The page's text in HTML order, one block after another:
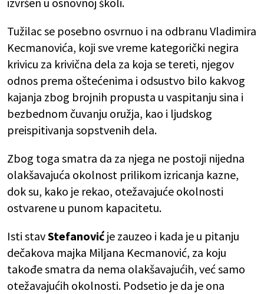
Tužilac se posebno osvrnuo i na odbranu Vladimira
Kecmanovića, koji sve vreme kategorički negira
krivicu za krivična dela za koja se tereti, njegov
odnos prema oštećenima i odsustvo bilo kakvog
kajanja zbog brojnih propusta u vaspitanju sina i
bezbednom čuvanju oružja, kao i ljudskog
preispitivanja sopstvenih dela.
Zbog toga smatra da za njega ne postoji nijedna
olakšavajuća okolnost prilikom izricanja kazne,
dok su, kako je rekao, otežavajuće okolnosti
ostvarene u punom kapacitetu.
Isti stavStefanovićje zauzeo i kada je u pitanju
dečakova majka Miljana Kecmanović, za koju
takođe smatra da nema olakšavajućih, već samo
otežavajućih okolnosti. Podsetio je da je ona